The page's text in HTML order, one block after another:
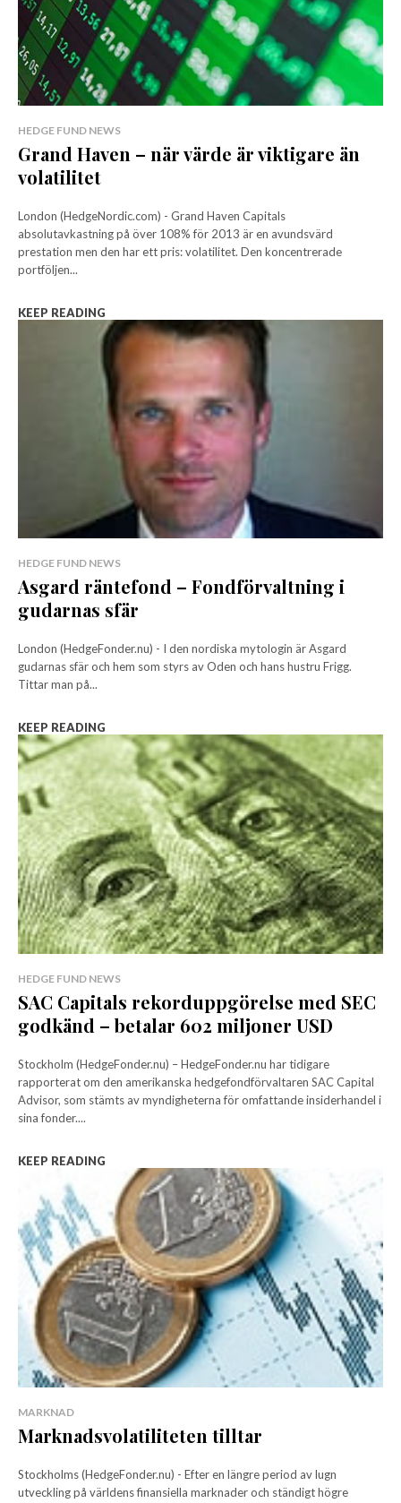
HEDGE FUND NEWS
Grand Haven – när värde är viktigare än
volatilitet
London (HedgeNordic.com) - Grand Haven Capitals
absolutavkastning på över 108% för 2013 är en avundsvärd
prestation men den har ett pris: volatilitet. Den koncentrerade
portföljen...
KEEP READING
HEDGE FUND NEWS
Asgard räntefond – Fondförvaltning i
gudarnas sfär
London (HedgeFonder.nu) - I den nordiska mytologin är Asgard
gudarnas sfär och hem som styrs av Oden och hans hustru Frigg.
Tittar man på...
KEEP READING
HEDGE FUND NEWS
SAC Capitals rekorduppgörelse med SEC
godkänd – betalar 602 miljoner USD
Stockholm (HedgeFonder.nu) – HedgeFonder.nu har tidigare
rapporterat om den amerikanska hedgefondförvaltaren SAC Capital
Advisor, som stämts av myndigheterna för omfattande insiderhandel i
sina fonder....
KEEP READING
MARKNAD
Marknadsvolatiliteten tilltar
Stockholms (HedgeFonder.nu) - Efter en längre period av lugn
utveckling på världens finansiella marknader och ständigt högre